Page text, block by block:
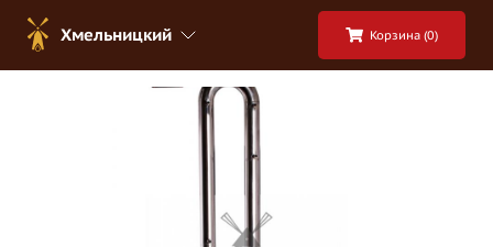
Хмельницкий Корзина (0)